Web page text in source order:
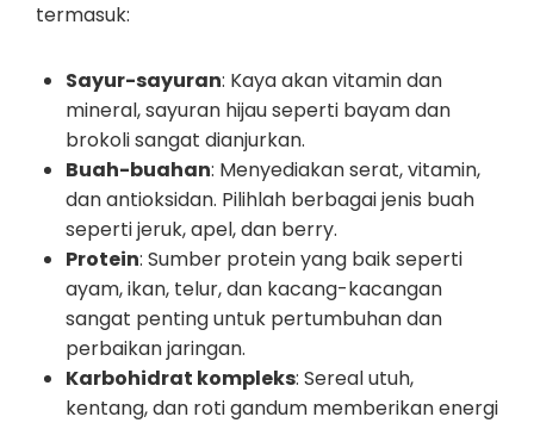
termasuk:
Sayur-sayuran: Kaya akan vitamin dan
mineral, sayuran hijau seperti bayam dan
brokoli sangat dianjurkan.
Buah-buahan: Menyediakan serat, vitamin,
dan antioksidan. Pilihlah berbagai jenis buah
seperti jeruk, apel, dan berry.
Protein: Sumber protein yang baik seperti
ayam, ikan, telur, dan kacang-kacangan
sangat penting untuk pertumbuhan dan
perbaikan jaringan.
Karbohidrat kompleks: Sereal utuh,
kentang, dan roti gandum memberikan energi